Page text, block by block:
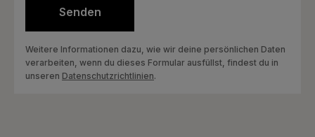
Weitere Informationen dazu, wie wir deine persönlichen Daten
verarbeiten, wenn du dieses Formular ausfüllst, findest du in
unseren Datenschutzrichtlinien.